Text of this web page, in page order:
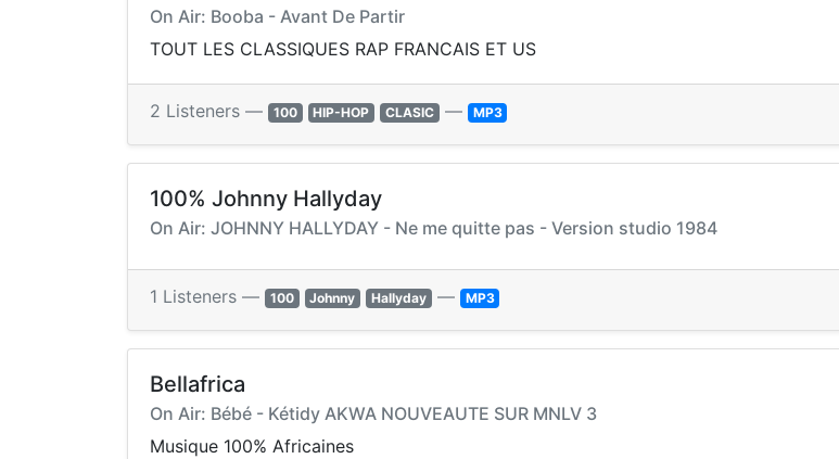
On Air: Booba - Avant De Partir
TOUT LES CLASSIQUES RAP FRANCAIS ET US
2 Listeners — 100 HIP-HOP CLASIC — MP3
100% Johnny Hallyday
On Air: JOHNNY HALLYDAY - Ne me quitte pas - Version studio 1984
1 Listeners — 100 Johnny Hallyday — MP3
Bellafrica
On Air: Bébé - Kétidy AKWA NOUVEAUTE SUR MNLV 3
Musique 100% Africaines